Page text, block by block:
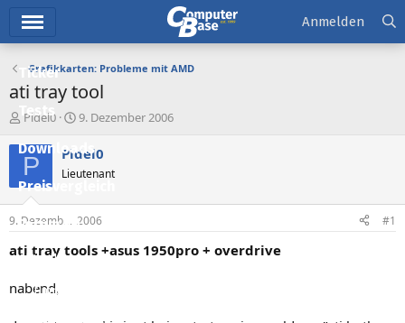
Ticker
Tests
Downloads
Preisvergleich
Forum
Aktuelles
Empfohlene Inhalte
Anmelden
Grafikkarten: Probleme mit AMD
ati tray tool
E
s
e
l
e
r
Pidel0
E
s
e
l
t
a
9. Dezember 2006
P Pidel0
Lieutenant
9. Dezember 2006 #1
ati tray tools +asus 1950pro + overdrive
nabend,